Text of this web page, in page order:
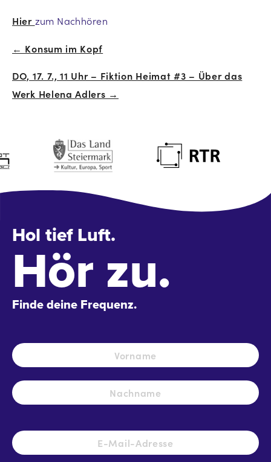
Hier zum Nachhören
Beitrags-
Navigation
← Konsum im Kopf
DO, 17. 7., 11 Uhr – Fiktion Heimat #3 – Über das
Werk Helena Adlers →
Hol tief Luft.
Hör zu.
Finde deine Frequenz.
Name *
E-
Mail-